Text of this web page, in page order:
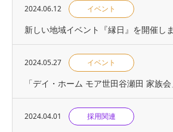
2024.06.12 イベント
新しい地域イベント『縁日』を開催し
2024.05.27 イベント
「デイ・ホーム モア世田谷瀬田 家族
2024.04.01 採用関連